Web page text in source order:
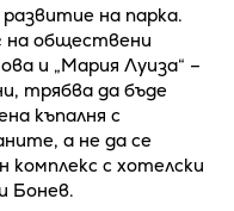
на парка.
на обществени
и „Мария Луиза“ –
трябва да бъде
къпалня с
а не да се
комплекс с хотелски
Бонев.